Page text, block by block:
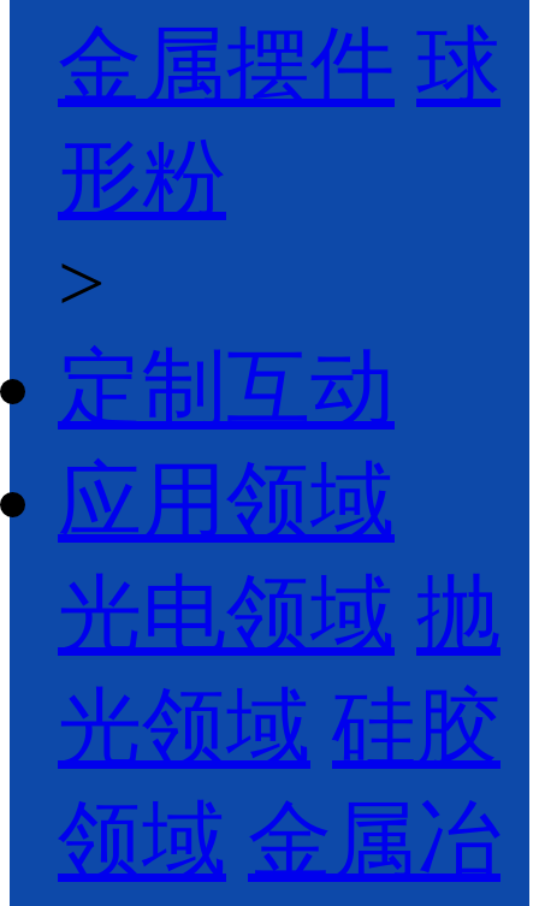
金属摆件 球
形粉
>
定制互动
应用领域
光电领域 抛
光领域 硅胶
领域 金属冶